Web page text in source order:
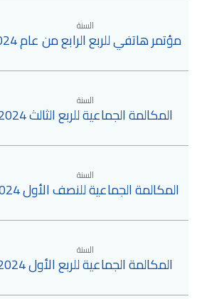
السنة
مؤتمر هاتفي للربع الرابع من عام 2024
السنة
المكالمة الجماعية للربع الثالث 2024
السنة
المكالمة الجماعية للنصف الأول 2024
السنة
المكالمة الجماعية للربع الأول 2024